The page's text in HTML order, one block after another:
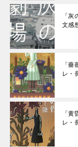
「
文感
「
レ・
「
レ・